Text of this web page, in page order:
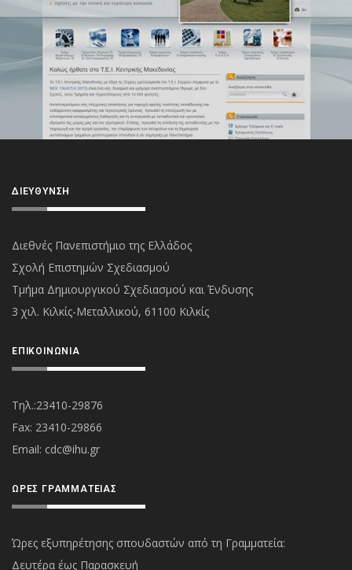
ΔΙΕΎΘΥΝΣΗ
Διεθνές Πανεπιστήμιο της Ελλάδος
Σχολή Επιστημών Σχεδιασμού
Τμήμα Δημιουργικού Σχεδιασμού και Ένδυσης
3 χιλ. Κιλκίς-Μεταλλικού, 61100 Κιλκίς
ΕΠΙΚΟΙΝΩΝΊΑ
Τηλ.:23410-29876
Fax: 23410-29866
Εmail: cdc@ihu.gr
ΏΡΕΣ ΓΡΑΜΜΑΤΕΊΑΣ
Ώρες εξυπηρέτησης σπουδαστών από τη Γραμματεία:
Δευτέρα έως Παρασκευή